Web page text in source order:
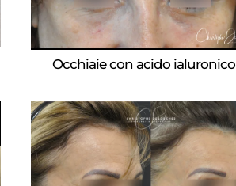
Occhiaie con acido ialuronico